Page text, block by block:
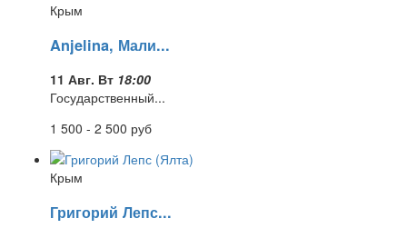
Крым
Anjelina, Мали...
11 Авг. Вт 18:00
Государственный...
1 500 - 2 500 руб
Крым
Григорий Лепс...